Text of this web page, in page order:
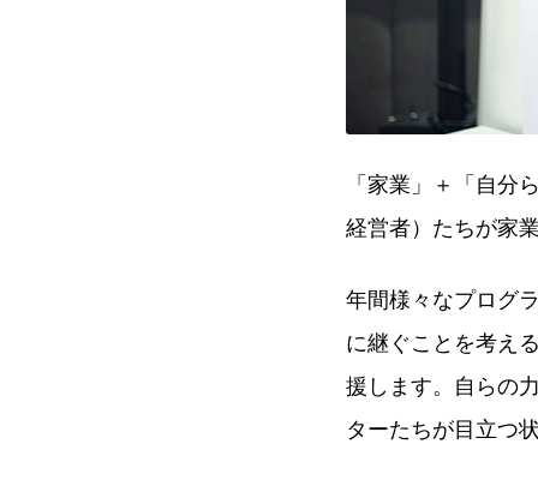
「家業」＋「自分
経営者）たちが家
年間様々なプログ
に継ぐことを考え
援します。自らの
ターたちが目立つ